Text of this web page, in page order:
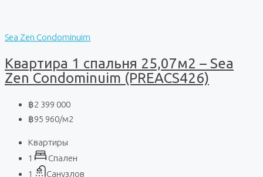
Sea Zen Condominuim
Квартира 1 спальня 25,07м2 – Sea
Zen Condominuim (PREACS426)
฿2 399 000
฿95 960/м2
Квартиры
1
Спален
1
Санузлов